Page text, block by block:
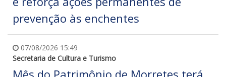
prevenção às enchentes
07/08/2026 15:49
Secretaria de Cultura e Turismo